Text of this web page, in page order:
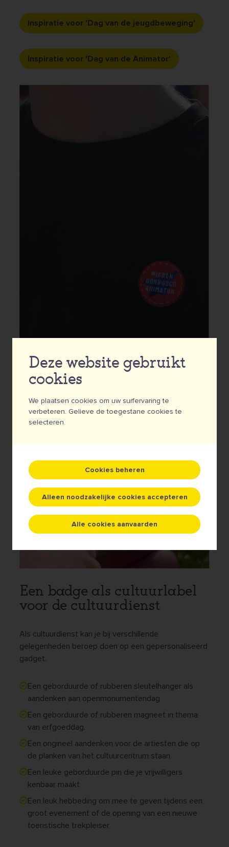
Inspiratie voor 'Dag van de jeugdbeweging'
Inspiratie voor 'Dag van de Animator'
Een badge als cultuurlabel
voor de cultuurdienst
Als cultuurdienst kan je bij verschillende
gelegenheden beroep doen op een gepersonaliseerd
gadget.
Een geborduurde of rubberen sleutelhanger als
aandenken aan openmonumentendag
Een geborduurde of rubberen magneet in thema
van erfgoeddag.
Een origineel aandenken voor de artiesten die op
de planken van het cultuurcentrum staan
Een leuke geborduurde pin die je vrijwilligers
kenbaar maakt
Een leuk hebbeding om mee te geven tijdens een
groot evenement of de opening van een nieuwe
toeristische trekpleiser
Deze website gebruikt
cookies
We plaatsen cookies om uw surfervaring te
verbeteren. Gelieve de toegestane cookies te
selecteren.
Cookies beheren
Alleen noodzakelijke cookies accepteren
Alle cookies aanvaarden